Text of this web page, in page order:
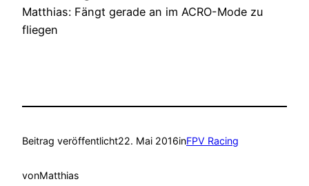
Matthias: Fängt gerade an im ACRO-Mode zu
fliegen
Beitrag veröffentlicht22. Mai 2016inFPV Racing
vonMatthias